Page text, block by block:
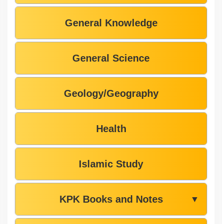
General Knowledge
General Science
Geology/Geography
Health
Islamic Study
KPK Books and Notes ▼